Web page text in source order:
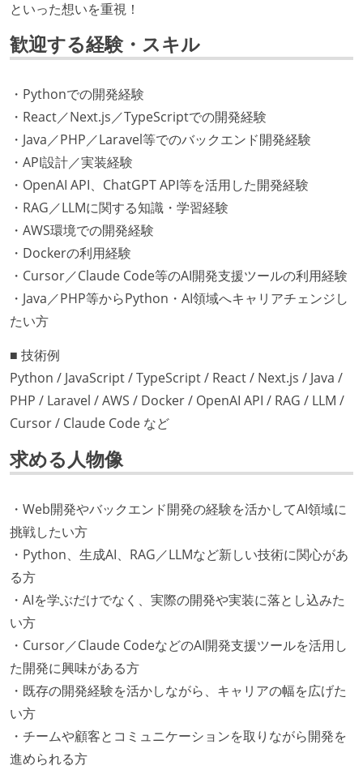
といった想いを重視！
歓迎する経験・スキル
・Pythonでの開発経験
・React／Next.js／TypeScriptでの開発経験
・Java／PHP／Laravel等でのバックエンド開発経験
・API設計／実装経験
・OpenAI API、ChatGPT API等を活用した開発経験
・RAG／LLMに関する知識・学習経験
・AWS環境での開発経験
・Dockerの利用経験
・Cursor／Claude Code等のAI開発支援ツールの利用経験
・Java／PHP等からPython・AI領域へキャリアチェンジし
たい方
■ 技術例
Python / JavaScript / TypeScript / React / Next.js / Java /
PHP / Laravel / AWS / Docker / OpenAI API / RAG / LLM /
Cursor / Claude Code など
求める人物像
・Web開発やバックエンド開発の経験を活かしてAI領域に
挑戦したい方
・Python、生成AI、RAG／LLMなど新しい技術に関心があ
る方
・AIを学ぶだけでなく、実際の開発や実装に落とし込みた
い方
・Cursor／Claude CodeなどのAI開発支援ツールを活用し
た開発に興味がある方
・既存の開発経験を活かしながら、キャリアの幅を広げた
い方
・チームや顧客とコミュニケーションを取りながら開発を
進められる方